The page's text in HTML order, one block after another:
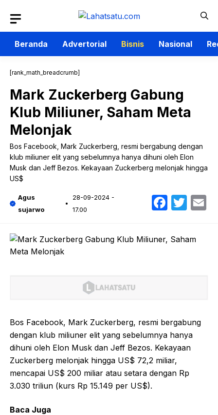
isi
Beranda
Advertorial Bisnis Nasional
[rank_math_breadcrumb]
Mark Zuckerberg Gabung
Klub Miliuner, Saham Meta
Melonjak
Bos Facebook, Mark Zuckerberg, resmi bergabung dengan
klub miliuner elit yang sebelumnya hanya dihuni oleh Elon
Musk dan Jeff Bezos. Kekayaan Zuckerberg melonjak hingga
US$
Agus
sujarwo
28-09-2024 -
17.00
Bos Facebook, Mark Zuckerberg, resmi bergabung
dengan klub miliuner elit yang sebelumnya hanya
dihuni oleh Elon Musk dan Jeff Bezos. Kekayaan
Zuckerberg melonjak hingga US$ 72,2 miliar,
mencapai US$ 200 miliar atau setara dengan Rp
3.030 triliun (kurs Rp 15.149 per US$).
Baca Juga